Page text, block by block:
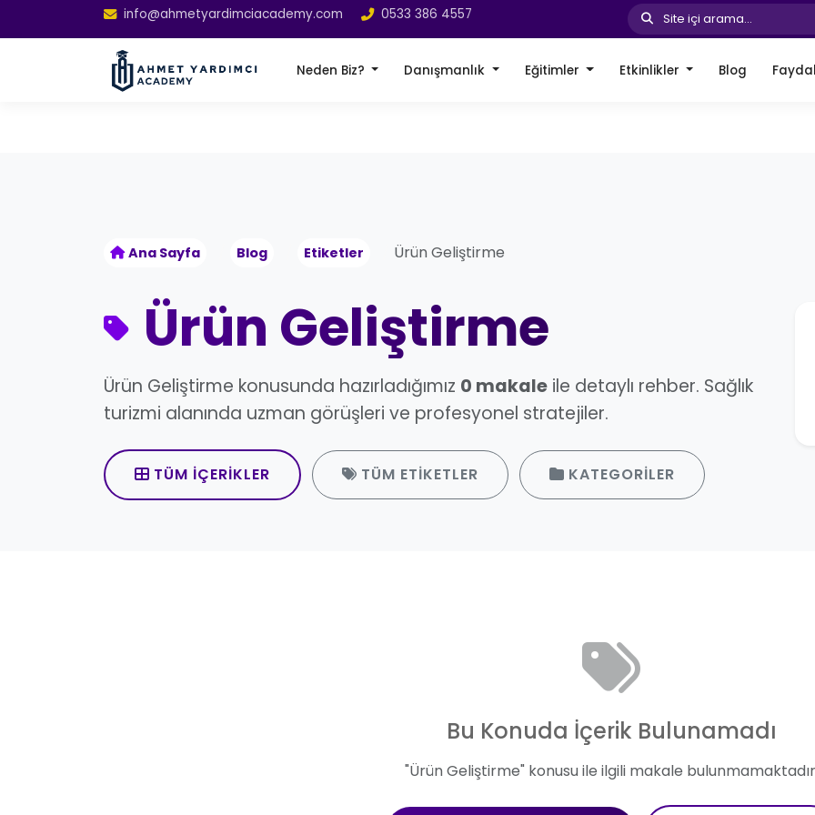
info@ahmetyardimciacademy.com 0533 386 4557 Site içi arama...
Neden Biz? Danışmanlık Eğitimler Etkinlikler Blog
Ana Sayfa Blog Etiketler Ürün Geliştirme
Ürün Geliştirme
Ürün Geliştirme konusunda hazırladığımız 0 makale ile detaylı rehber. Sağlık
turizmi alanında uzman görüşleri ve profesyonel stratejiler.
TÜM İÇERIKLER TÜM ETIKETLER KATEGORILER
Bu Konuda İçerik Bulunamadı
"Ürün Geliştirme" konusu ile ilgili makale